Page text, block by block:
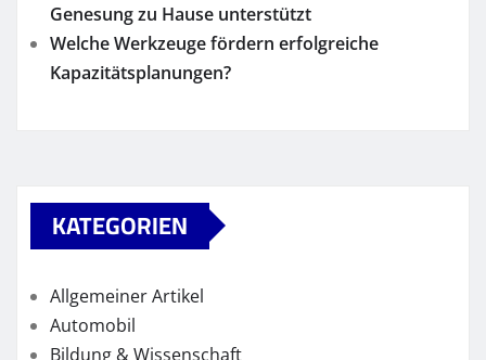
Genesung zu Hause unterstützt
Welche Werkzeuge fördern erfolgreiche
Kapazitätsplanungen?
KATEGORIEN
Allgemeiner Artikel
Automobil
Bildung & Wissenschaft